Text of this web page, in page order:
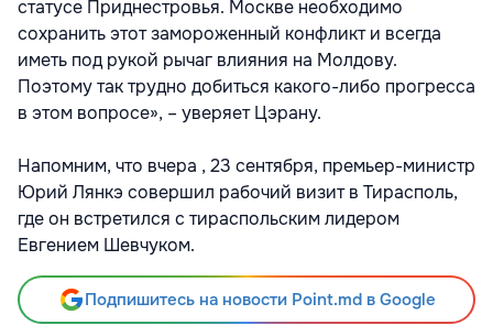
статусе Приднестровья. Москве необходимо
сохранить этот замороженный конфликт и всегда
иметь под рукой рычаг влияния на Молдову.
Поэтому так трудно добиться какого-либо прогресса
в этом вопросе», – уверяет Цэрану.
Напомним, что вчера , 23 сентября, премьер-министр
Юрий Лянкэ совершил рабочий визит в Тирасполь,
где он встретился с тираспольским лидером
Евгением Шевчуком.
Подпишитесь на новости Point.md в Google